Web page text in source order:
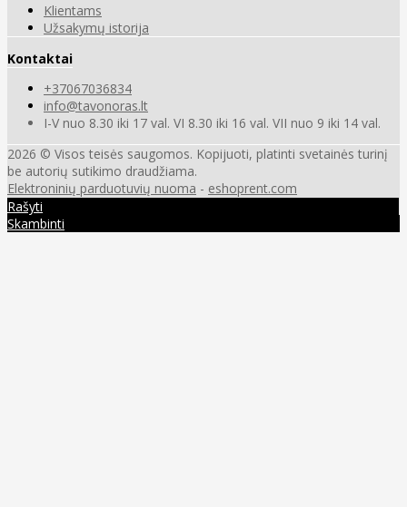
Klientams
Užsakymų istorija
Kontaktai
+37067036834
info@tavonoras.lt
I-V nuo 8.30 iki 17 val. VI 8.30 iki 16 val. VII nuo 9 iki 14 val.
2026 © Visos teisės saugomos. Kopijuoti, platinti svetainės turinį
be autorių sutikimo draudžiama.
Elektroninių parduotuvių nuoma - eshoprent.com
Rašyti
Skambinti